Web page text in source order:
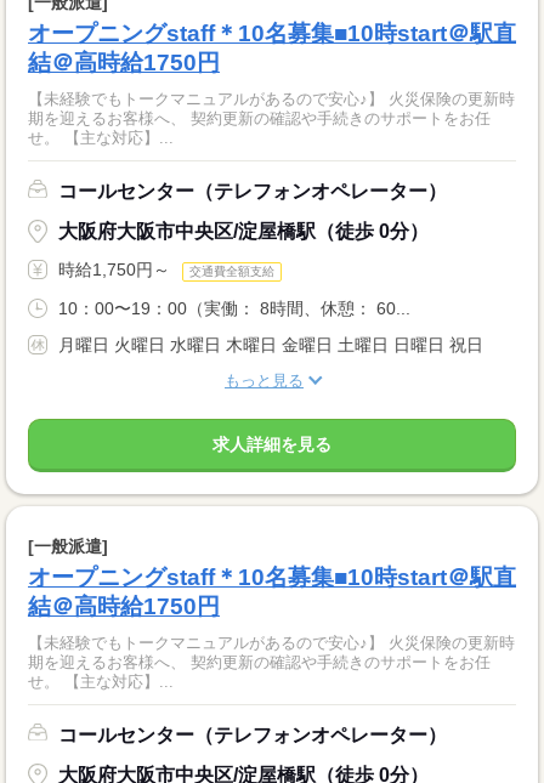
オープニングstaff＊10名募集■10時start＠駅直
結＠高時給1750円
【未経験でもトークマニュアルがあるので安心♪】 火災保険の更新時
期を迎えるお客様へ、 契約更新の確認や手続きのサポートをお任
せ。 【主な対応】...
コールセンター（テレフォンオペレーター）
大阪府大阪市中央区/淀屋橋駅（徒歩 0分）
時給1,750円～ 交通費全額支給
10：00〜19：00（実働： 8時間、休憩： 60...
月曜日 火曜日 水曜日 木曜日 金曜日 土曜日 日曜日 祝日
もっと見る
求人詳細を見る
[一般派遣]
オープニングstaff＊10名募集■10時start＠駅直
結＠高時給1750円
【未経験でもトークマニュアルがあるので安心♪】 火災保険の更新時
期を迎えるお客様へ、 契約更新の確認や手続きのサポートをお任
せ。 【主な対応】...
コールセンター（テレフォンオペレーター）
大阪府大阪市中央区/淀屋橋駅（徒歩 0分）